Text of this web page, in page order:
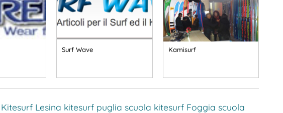
Surf Wave Kamisurf
Kitesurf Lesina kitesurf puglia scuola kitesurf Foggia scuola